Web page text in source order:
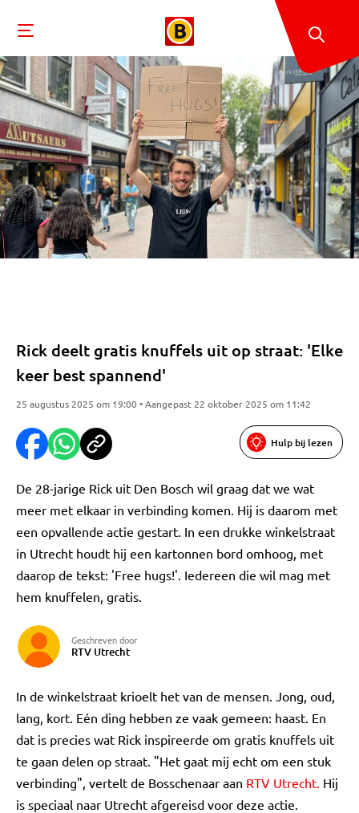
Rick deelt gratis knuffels uit op straat: 'Elke
keer best spannend'
25 augustus 2025 om 19:00 • Aangepast 22 oktober 2025 om 11:42
Hulp bij lezen
De 28-jarige Rick uit Den Bosch wil graag dat we wat
meer met elkaar in verbinding komen. Hij is daarom met
een opvallende actie gestart. In een drukke winkelstraat
in Utrecht houdt hij een kartonnen bord omhoog, met
daarop de tekst: 'Free hugs!'. Iedereen die wil mag met
hem knuffelen, gratis.
Geschreven door
RTV Utrecht
In de winkelstraat krioelt het van de mensen. Jong, oud,
lang, kort. Eén ding hebben ze vaak gemeen: haast. En
dat is precies wat Rick inspireerde om gratis knuffels uit
te gaan delen op straat. "Het gaat mij echt om een stuk
verbinding", vertelt de Bosschenaar aan RTV Utrecht. Hij
is speciaal naar Utrecht afgereisd voor deze actie.